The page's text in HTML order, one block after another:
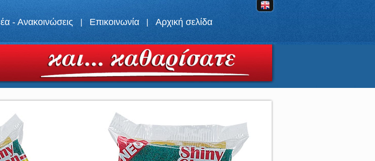
- Ανακοινώσεις Επικοινωνία Αρχική σελίδα